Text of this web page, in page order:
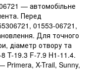
— автомобільне
Перед
01553-06721,
Для точного
діаметр отвору та
T-19.3 F-7.9 H1-11.4.
Primera, X-Trail, Sunny,